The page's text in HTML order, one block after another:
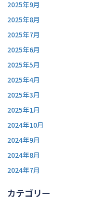
2025年9月
2025年8月
2025年7月
2025年6月
2025年5月
2025年4月
2025年3月
2025年1月
2024年10月
2024年9月
2024年8月
2024年7月
カテゴリー